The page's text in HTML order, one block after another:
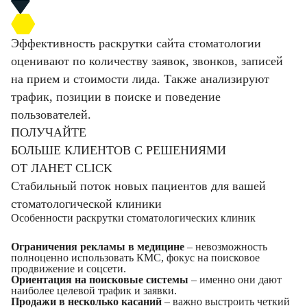
Эффективность раскрутки сайта стоматологии
оценивают по количеству заявок, звонков, записей
на прием и стоимости лида. Также анализируют
трафик, позиции в поиске и поведение
пользователей.
ПОЛУЧАЙТЕ
БОЛЬШЕ КЛИЕНТОВ С РЕШЕНИЯМИ
ОТ ЛАНЕТ CLICK
Стабильный поток новых пациентов для вашей
стоматологической клиники
Особенности раскрутки стоматологических клиник
Ограничения рекламы в медицине – невозможность
полноценно использовать КМС, фокус на поисковое
продвижение и соцсети.
Ориентация на поисковые системы – именно они дают
наиболее целевой трафик и заявки.
Продажи в несколько касаний – важно выстроить четкий